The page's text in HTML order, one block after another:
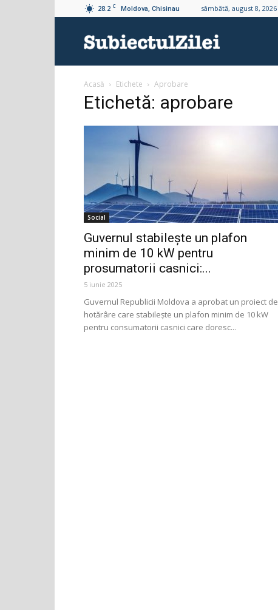
28.2 C Moldova, Chisinau sâmbătă, august 8, 2026
Acasă Etichete Aprobare
Etichetă: aprobare
Social
Guvernul stabilește un plafon
minim de 10 kW pentru
prosumatorii casnici:...
5 iunie 2025
Guvernul Republicii Moldova a aprobat un proiect de
hotărâre care stabilește un plafon minim de 10 kW
pentru consumatorii casnici care doresc...